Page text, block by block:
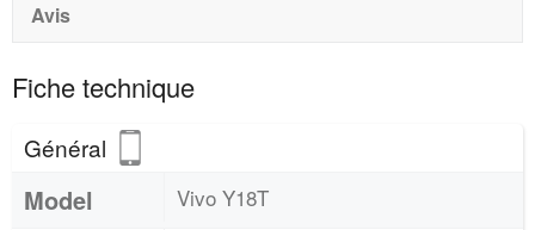
Avis
Fiche technique
Général
Model Vivo Y18T